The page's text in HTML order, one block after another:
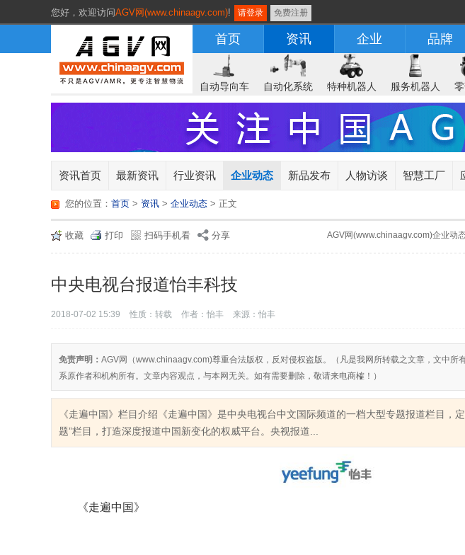
您好， 欢迎访问AGV网(www.chinaagv.com)! 请登录 免费注册
首页 资讯 企业 品牌
自动导向车 自动化系统 特种机器人 服务机器人
资讯首页 最新资讯 行业资讯 企业动态 新品发布 人物访谈 智慧工厂
您的位置： 首页 > 资讯 > 企业动态 > 正文
收藏 打印 扫码手机看 分享 AGV网(www.chinaagv.com)企业动
中央电视台报道怡丰科技
2018-07-02 15:39 性质：转载 作者：怡丰 来源：怡丰
免责声明： AGV网（www.chinaagv.com)尊重合法版权，反对侵权盗版。（凡是我网所转载之文章，文中所
系原作者和机构所有。文章内容观点，与本网无关。如有需要删除，敬请来电商榷！）
《走遍中国》栏目介绍《走遍中国》是中央电视台中文国际频道的一档大型专题报道栏目，
题”栏目，打造深度报道中国新变化的权威平台。央视报道...
《走遍中国》